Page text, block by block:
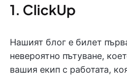
1. ClickUp
Нашият блог е билет
невероятно пътуване,
вашия екип с работата,